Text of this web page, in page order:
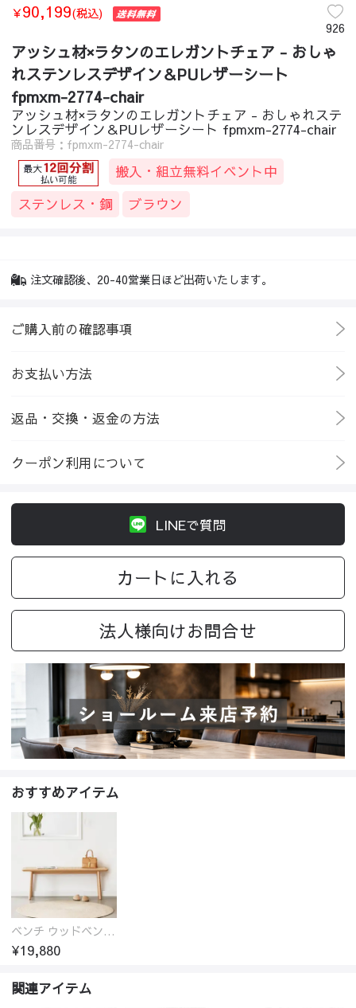
￥90,199(税込)
926
アッシュ材×ラタンのエレガントチェア - おしゃ
れステンレスデザイン＆PUレザーシート
fpmxm-2774-chair
アッシュ材×ラタンのエレガントチェア - おしゃれステ
ンレスデザイン＆PUレザーシート fpmxm-2774-chair
商品番号：fpmxm-2774-chair
搬入・組立無料イベント中
ステンレス・鋼
ブラウン
注文確認後、20-40営業日ほど出荷いたします。
ご購入前の確認事項
お支払い方法
返品・交換・返金の方法
クーポン利用について
LINEで質問
カートに入れる
法人様向けお問合せ
おすすめアイテム
ベンチ ウッドベンチ オーク ダイニングベンチ 2人掛け 二人掛け 長椅子 ウッド 玄関スツール オーク材 ラタン 椅子 アジアンテイスト おしゃれ チェア いす イス 北欧
¥19,880
関連アイテム